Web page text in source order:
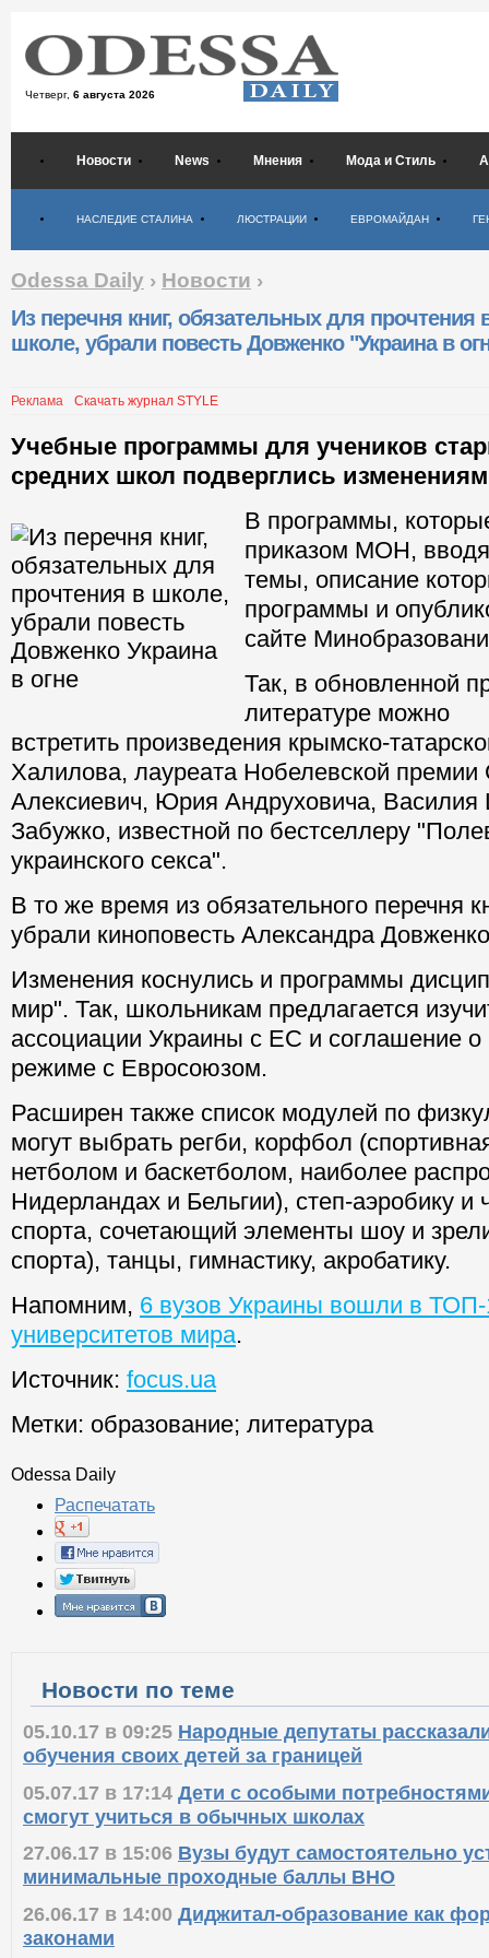
Четверг, 6 августа 2026
Новости News Мнения Мода и Стиль
НАСЛЕДИЕ СТАЛИНА ЛЮСТРАЦИИ ЕВРОМАЙДАН
Odessa Daily › Новости ›
Из перечня книг, обязательных для прочтения
школе, убрали повесть Довженко "Украина в
Реклама Скачать журнал STYLE
Учебные программы для учеников
средних школ подверглись
В программы,
приказом МОН,
темы, описание
программы и
сайте
Так, в обновленной
литературе можно
встретить произведения крымско-
Халилова, лауреата Нобелевской премии
Алексиевич, Юрия Андруховича,
Забужко, известной по бестселлеру
украинского секса".
В то же время из обязательного перечня
убрали киноповесть Александра
Изменения коснулись и программы
мир". Так, школьникам предлагается
ассоциации Украины с ЕС и соглашение о
режиме с Евросоюзом.
Расширен также список модулей по
могут выбрать регби, корфбол
нетболом и баскетболом, наиболее
Нидерландах и Бельгии), степ-аэробику и
спорта, сочетающий элементы шоу и
спорта), танцы, гимнастику, акробатику.
Напомним, 6 вузов Украины вошли в
университетов мира.
Источник: focus.ua
Метки: образование; литература
Odessa Daily
Распечатать
Новости по теме
05.10.17 в 09:25 Народные депутаты
обучения своих детей за границей
05.07.17 в 17:14 Дети с особыми
смогут учиться в обычных школах
27.06.17 в 15:06 Вузы будут самостоятельно
минимальные проходные баллы ВНО
26.06.17 в 14:00 Диджитал-образование как
законами